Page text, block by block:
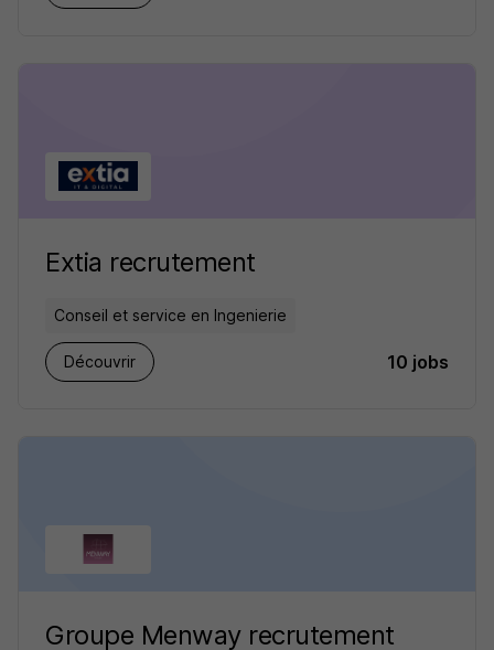
Extia recrutement
Conseil et service en Ingenierie
Découvrir 10 jobs
Groupe Menway recrutement